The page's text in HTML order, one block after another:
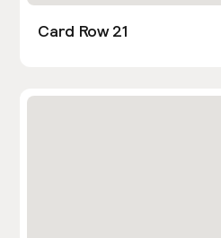
Card Row 21